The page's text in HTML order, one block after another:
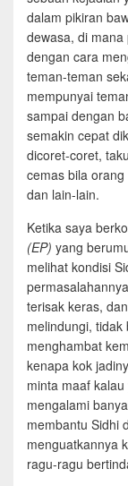
dalam pikiran
dewasa, di
dengan cara
teman-teman
mempunyai
sampai dengan
semakin cepat
dicoret-coret,
cemas bila
dan lain-lain.
Ketika saya
(EP) yang
melihat kondisi
terisak keras,
melindungi,
menghambat
kenapa kok
minta maaf
mengalami
membantu Sidhi
menguatkannya
ragu-ragu